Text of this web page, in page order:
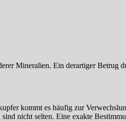
Mineralien. Ein derartiger Betrug
kommt es häufig zur
nicht selten. Eine exakte